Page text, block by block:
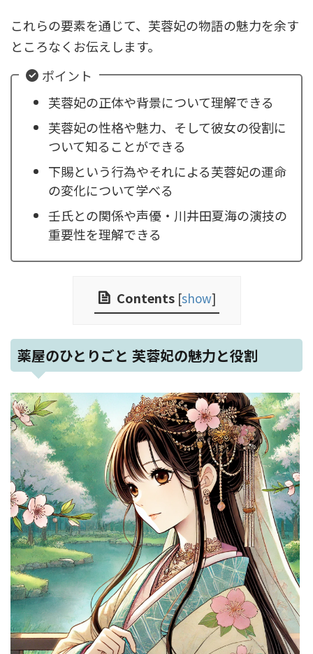
これらの要素を通じて、芙蓉妃の物語の魅力を余す
ところなくお伝えします。
ポイント
芙蓉妃の正体や背景について理解できる
芙蓉妃の性格や魅力、そして彼女の役割に
ついて知ることができる
下賜という行為やそれによる芙蓉妃の運命
の変化について学べる
壬氏との関係や声優・川井田夏海の演技の
重要性を理解できる
Contents [show]
薬屋のひとりごと 芙蓉妃の魅力と役割